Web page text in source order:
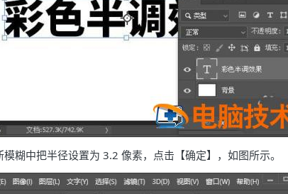
糊中把半径设置为 3.2 像素，点击【确定】，如图所示。